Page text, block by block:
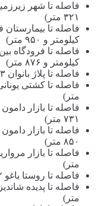
۳۲۱ متر)
کیلومتر و ۹۵۰ متر)
کیلومتر و ۸۷۶ متر)
فاصله تا پلاژ بانوان ۱۳ دقیقه با خودرو (۸ کیلومتر و ۵۲۴ متر)
متر)
۷۳۱ متر)
۸۵۰ متر)
متر)
فاصله تا روستا باغو ۱۲ دقیقه با خودرو (۹ کیلومتر و ۱۸ متر)
متر)